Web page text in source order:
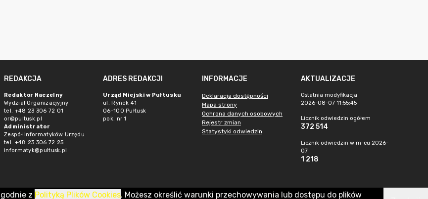
REDAKCJA
Redaktor Naczelny
Wydział Organizacjyjny
tel. +48 23 306 72 01
or@pultusk.pl
Administrator
Zespół Informatyków Urzędu
tel. +48 23 306 72 25
informatyk@pultusk.pl
ADRES REDAKCJI
Urząd Miejski w Pułtusku
ul. Rynek 41
06-100 Pułtusk
pok. nr 1
INFORMACJE
Deklaracja dostępności
Mapa strony
Ochrona danych osobowych
Rejestr zmian
Statystyki odwiedzin
AKTUALIZACJE
Ostatnia modyfikacja
2026-08-07 11:55:45
Licznik odwiedzin ogółem
372 514
Licznik odwiedzin w m-cu 2026-
07
1 218
z Polityką Plików Cookies. Możesz określić warunki przechowywania lub dostępu do plików